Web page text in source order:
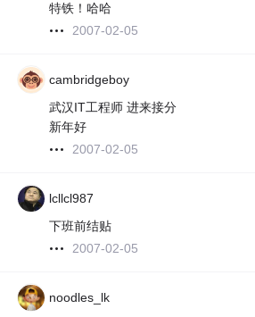
特铁！哈哈
2007-02-05
cambridgeboy
武汉IT工程师 进来接分
新年好
2007-02-05
lcllcl987
下班前结贴
2007-02-05
noodles_lk